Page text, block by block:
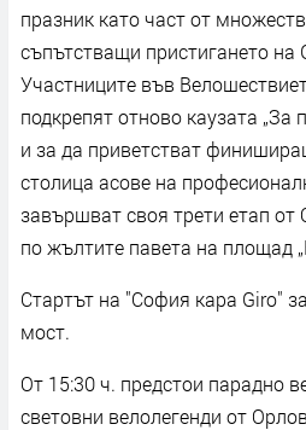
празник като част от
съпътстващи пристигането на
Участниците във
подкрепят отново каузата „За
и за да приветстват
столица асове на
завършват своя трети етап
по жълтите павета на площад
Стартът на "София кара Giro"
мост.
От 15:30 ч. предстои парадно
световни велолегенди от